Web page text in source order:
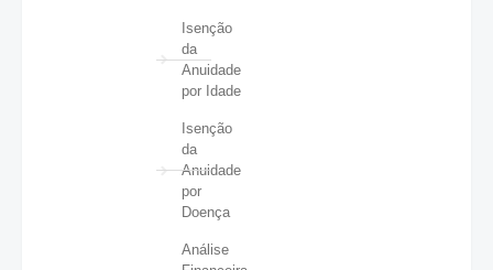
Isenção
da
Anuidade
por Idade
Isenção
da
Anuidade
por
Doença
Análise